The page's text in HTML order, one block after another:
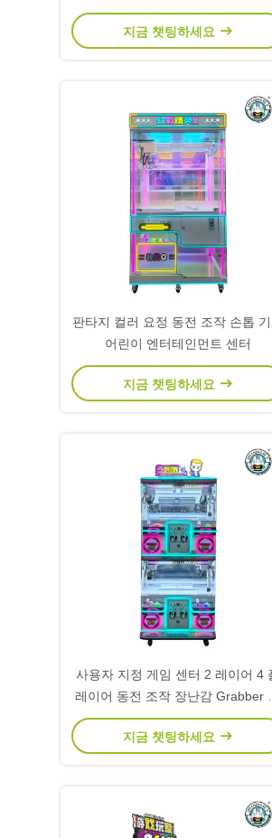
재미 경험
지금 챗팅하세요
판타지 컬러 요정 동전 조작 손톱 기
어린이 엔터테인먼트 센터
지금 챗팅하세요
사용자 지정 게임 센터 2 레이어 4
레이어 동전 조작 장난감 Grabber
톱 기계
지금 챗팅하세요